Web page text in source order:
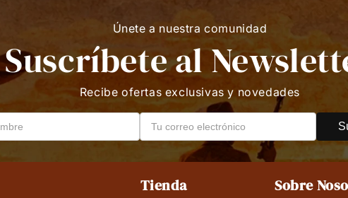
Únete a nuestra comunidad
Suscríbete al
Recibe ofertas exclusivas y novedades
Tienda Sobre